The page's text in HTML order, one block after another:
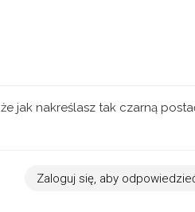
jak nakreślasz tak czarną
Zaloguj się, aby